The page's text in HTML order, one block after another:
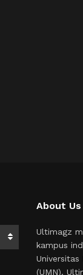
About Us
Ultimagz
kampus
(UMN).